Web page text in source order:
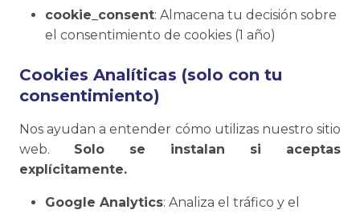
cookie_consent: Almacena tu decisión sobre
el consentimiento de cookies (1 año)
Cookies Analíticas (solo con tu
consentimiento)
Nos ayudan a entender cómo utilizas nuestro sitio
web. Solo se instalan si aceptas
explícitamente.
Google Analytics: Analiza el tráfico y el